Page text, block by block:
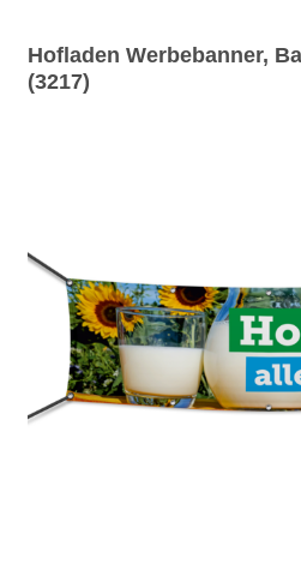
Hofladen Werbebanner,
(3217)
Previous